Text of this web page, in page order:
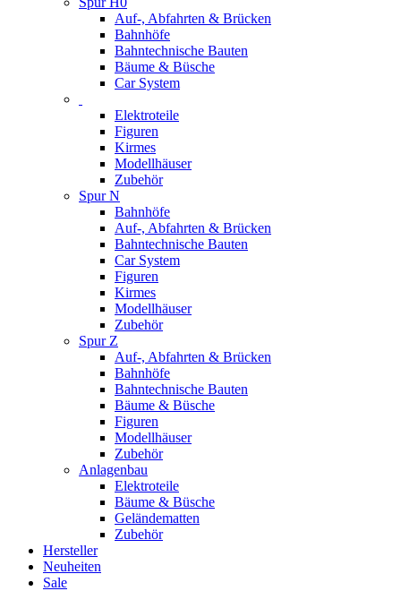
Auf-, Abfahrten & Brücken
Bahnhöfe
Bahntechnische Bauten
Bäume & Büsche
Car System
Elektroteile
Figuren
Kirmes
Modellhäuser
Zubehör
Spur N
Bahnhöfe
Auf-, Abfahrten & Brücken
Bahntechnische Bauten
Car System
Figuren
Kirmes
Modellhäuser
Zubehör
Spur Z
Auf-, Abfahrten & Brücken
Bahnhöfe
Bahntechnische Bauten
Bäume & Büsche
Figuren
Modellhäuser
Zubehör
Anlagenbau
Elektroteile
Bäume & Büsche
Geländematten
Zubehör
Hersteller
Neuheiten
Sale